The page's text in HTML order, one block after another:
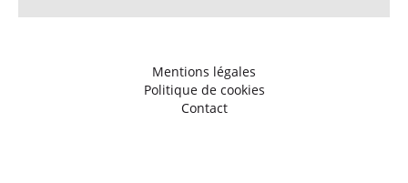
Mentions légales
Politique de cookies
Contact